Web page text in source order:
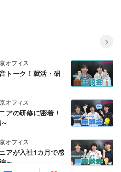
オフィス
トーク！就活・研
オフィス
アの研修に密着！
オフィス
アが入社1カ月で感
～